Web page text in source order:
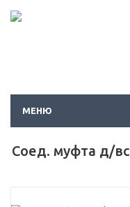
МЕНЮ
Соед. муфта д/